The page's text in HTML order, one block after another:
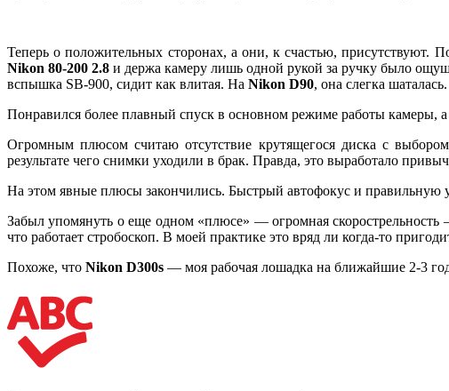
Теперь о положительных сторонах, а они, к счастью,
Nikon 80-200 2.8 и держа камеру лишь одной рукой за ручку было
вспышка SB-900, сидит как влитая. На Nikon D90, она слегка шаталась.
Понравился более плавный спуск в основном режиме работы камеры,
Огромным плюсом считаю отсутствие крутящегося диска с
результате чего снимки уходили в брак. Правда, это выработало
На этом явные плюсы закончились. Быстрый автофокус и правильную
Забыл упомянуть о еще одном «плюсе» — огромная
что работает стробоскоп. В моей практике это вряд ли когда-то
Похоже, что Nikon D300s — моя рабочая лошадка на ближайшие 2-3